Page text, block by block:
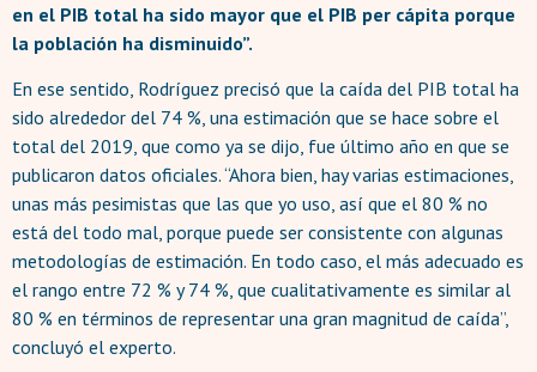
en el PIB total ha sido mayor que el PIB per cápita porque
la población ha disminuido”.
En ese sentido, Rodríguez precisó que la caída del PIB total ha
sido alrededor del 74 %, una estimación que se hace sobre el
total del 2019, que como ya se dijo, fue último año en que se
publicaron datos oficiales. “Ahora bien, hay varias estimaciones,
unas más pesimistas que las que yo uso, así que el 80 % no
está del todo mal, porque puede ser consistente con algunas
metodologías de estimación. En todo caso, el más adecuado es
el rango entre 72 % y 74 %, que cualitativamente es similar al
80 % en términos de representar una gran magnitud de caída”,
concluyó el experto.